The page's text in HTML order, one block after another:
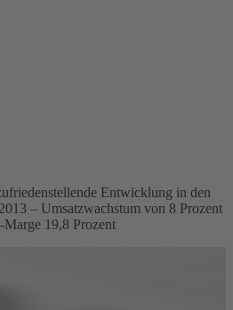
Entwicklung in den
– Umsatzwachstum von 8 Prozent
19,8 Prozent